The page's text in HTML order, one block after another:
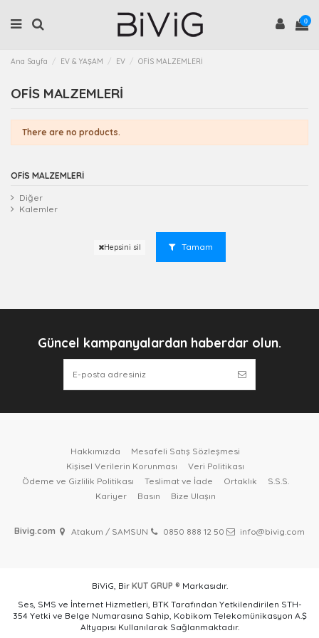
0
Ana Sayfa EV & YAŞAM EV OFİS MALZEMLERİ
OFİS MALZEMLERİ
There are no products.
OFİS MALZEMLERİ
Diğer
Kalemler
Hepsini sil Tamam
Güncel kampanyalardan haberdar olun.
Hakkımızda
Mesafeli Satış Sözleşmesi
Kişisel Verilerin Korunması
Veri Politikası
Ödeme ve Gizlilik Politikası
Teslimat ve İade Ortaklık
S.S.S.
Kariyer
Basın Bize Ulaşın
Bivig.com Atakum / SAMSUN 0850 888 12 50 info@bivig.com
BiViG, Bir KUT GRUP ® Markasıdır.
Ses, SMS ve İnternet Hizmetleri, BTK Tarafından Yetkilendirilen STH-
354 Yetki ve Belge Numarasına Sahip, Kobikom Telekomünikasyon A.Ş
Altyapısı Kullanılarak Sağlanmaktadır.